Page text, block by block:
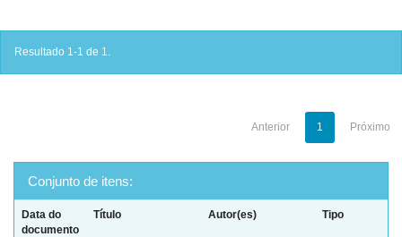
Resultado 1-1 de 1.
Anterior 1 Próximo
Conjunto de itens:
Data do
documento
Título Autor(es) Tipo